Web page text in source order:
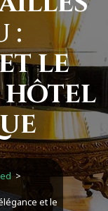
:
et le
hôtel
>
et le